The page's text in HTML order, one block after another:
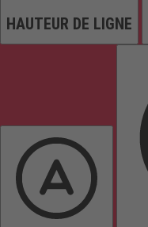
HAUTEUR DE LIGNE